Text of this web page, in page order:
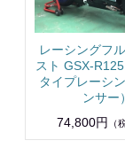
レーシングフ
スト GSX-
タイプレーシ
ンサー）
74,800円
（